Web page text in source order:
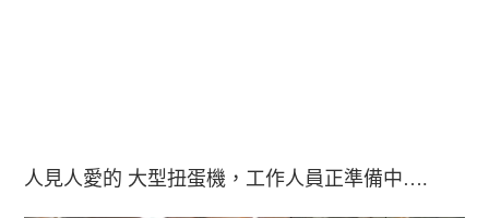
人見人愛的 大型扭蛋機，工作人員正準備中….